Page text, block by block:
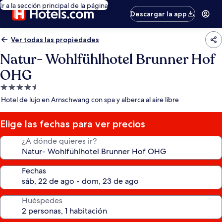
Ir a la sección principal de la página
Descargar la app
Ver todas las propiedades
Natur- Wohlfühlhotel Brunner Hof
OHG
Propiedad
de
estrellas
Hotel de lujo en Arnschwang con spa y alberca al aire libre
Elige las fechas para ver precios
¿A dónde quieres ir?
Fechas
Huéspedes